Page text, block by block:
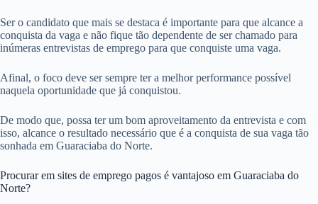
Ser o candidato que mais se destaca é importante para que alcance a
conquista da vaga e não fique tão dependente de ser chamado para
inúmeras entrevistas de emprego para que conquiste uma vaga.
Afinal, o foco deve ser sempre ter a melhor performance possível
naquela oportunidade que já conquistou.
De modo que, possa ter um bom aproveitamento da entrevista e com
isso, alcance o resultado necessário que é a conquista de sua vaga tão
sonhada em Guaraciaba do Norte.
Procurar em sites de emprego pagos é vantajoso em Guaraciaba do
Norte?